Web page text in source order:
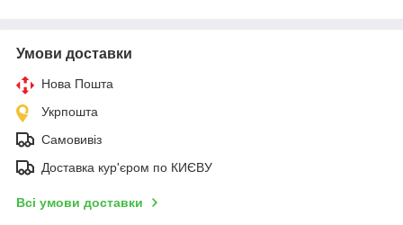
Умови доставки
Нова Пошта
Укрпошта
Самовивіз
Доставка кур'єром по КИЄВУ
Всі умови доставки